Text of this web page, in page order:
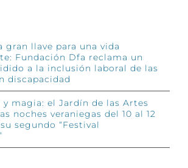
gran llave para una vida
Fundación Dfa reclama un
a la inclusión laboral de las
discapacidad
magia: el Jardín de las Artes
noches veraniegas del 10 al 12
segundo “Festival